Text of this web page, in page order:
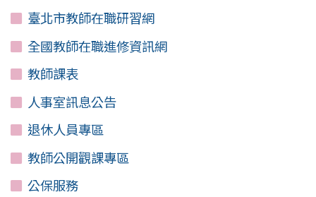
臺北市教師在職研習網
全國教師在職進修資訊網
教師課表
人事室訊息公告
退休人員專區
教師公開觀課專區
公保服務